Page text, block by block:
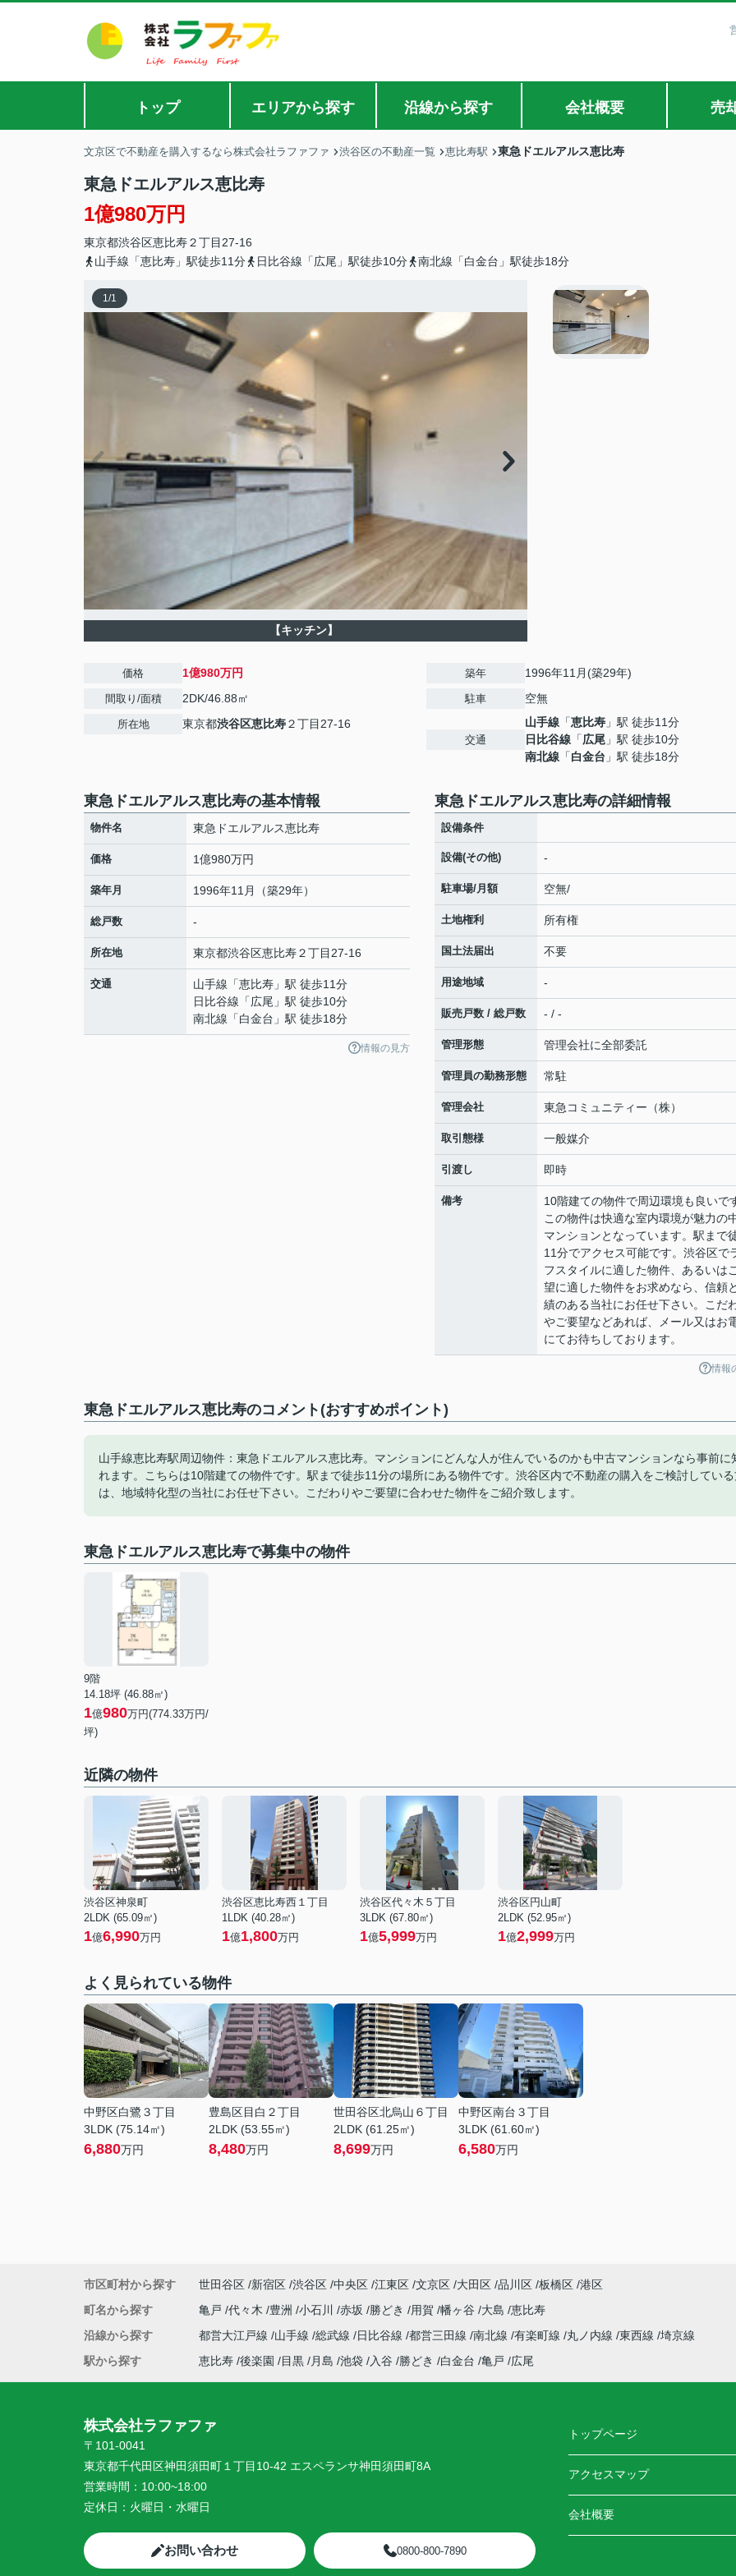
トップ エリアから探す 沿線から探す 会社概要 売
文京区で不動産を購入するなら株式会社ラファファ 渋谷区の不動産一覧 恵比寿駅 東急ドエルアルス恵比寿
東急ドエルアルス恵比寿
1億980万円
東京都渋谷区恵比寿２丁目27-16
山手線「恵比寿」駅徒歩11分
日比谷線「広尾」駅徒歩10分 南北線「白金台」駅徒歩18分
1/1
【キッチン】
価格 1億980万円
間取り/面積 2DK/46.88㎡
所在地 東京都渋谷区恵比寿２丁目27-16
築年 1996年11月(築29年)
駐車 空無
交通
山手線 「恵比寿 」駅 徒歩11分
日比谷線 「広尾 」駅 徒歩10分
南北線 「白金台 」駅 徒歩18分
東急ドエルアルス恵比寿の基本情報
物件名 東急ドエルアルス恵比寿
価格 1億980万円
築年月 1996年11月（築29年）
総戸数 -
所在地 東京都渋谷区恵比寿２丁目27-16
交通 山手線 「恵比寿 」駅 徒歩11分
日比谷線 「広尾 」駅 徒歩10分
南北線 「白金台 」駅 徒歩18分
情報の見方
東急ドエルアルス恵比寿の詳細情報
設備条件
設備(その他) -
駐車場/月額 空無/
土地権利 所有権
国土法届出 不要
用途地域 -
販売戸数 / 総戸数 - / -
管理形態 管理会社に全部委託
管理員の勤務形態 常駐
管理会社 東急コミュニティー（株）
取引態様 一般媒介
引渡し 即時
備考
10階建ての物件で周辺環境も良いで
この物件は快適な室内環境が魅力の
マンションとなっています。駅まで
11分でアクセス可能です。渋谷区で
フスタイルに適した物件、あるいは
望に適した物件をお求めなら、信頼
績のある当社にお任せ下さい。こだ
やご要望などあれば、メール又はお
にてお待ちしております。
情報
東急ドエルアルス恵比寿のコメント(おすすめポイント)
山手線恵比寿駅周辺物件：東急ドエルアルス恵比寿。マンションにどんな人が住んでいるのかも中古マンションなら事前に
れます。こちらは10階建ての物件です。駅まで徒歩11分の場所にある物件です。渋谷区内で不動産の購入をご検討してい
は、地域特化型の当社にお任せ下さい。こだわりやご要望に合わせた物件をご紹介致します。
東急ドエルアルス恵比寿で募集中の物件
9階
14.18坪 (46.88㎡)
1億980万円(774.33万円/
坪)
近隣の物件
渋谷区神泉町
2LDK (65.09㎡)
1億6,990万円
渋谷区恵比寿西１丁目
1LDK (40.28㎡)
1億1,800万円
渋谷区代々木５丁目
3LDK (67.80㎡)
1億5,999万円
渋谷区円山町
2LDK (52.95㎡)
1億2,999万円
よく見られている物件
中野区白鷺３丁目
3LDK (75.14㎡)
6,880万円
豊島区目白２丁目
2LDK (53.55㎡)
8,480万円
世田谷区北烏山６丁目
2LDK (61.25㎡)
8,699万円
中野区南台３丁目
3LDK (61.60㎡)
6,580万円
市区町村から探す 世田谷区 新宿区 渋谷区 中央区 江東区 文京区 大田区 品川区 板橋区 港区
町名から探す
亀戸 代々木 豊洲 小石川 赤坂 勝どき 用賀 幡ヶ谷 大島 恵比寿
沿線から探す
都営大江戸線 山手線 総武線 日比谷線 都営三田線 南北線 有楽町線 丸ノ内線 東西線 埼京線
駅から探す
恵比寿 後楽園 目黒 月島 池袋 入谷 勝どき 白金台 亀戸 広尾
株式会社ラファファ
〒101-0041
東京都千代田区神田須田町１丁目10-42 エスペランサ神田須田町8A
営業時間： 10:00~18:00
定休日： 火曜日・水曜日
お問い合わせ 0800-800-7890
トップページ
アクセスマップ
会社概要